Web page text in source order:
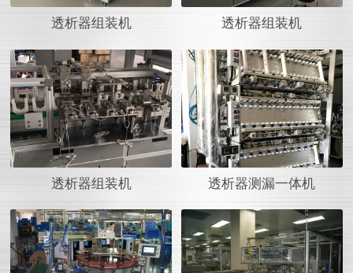
透析器组装机 透析器组装机
透析器组装机 透析器测漏一体机